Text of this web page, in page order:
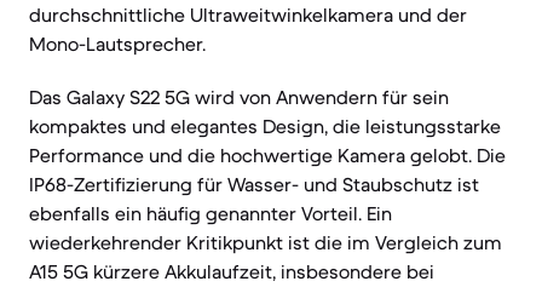
durchschnittliche Ultraweitwinkelkamera und der
Mono-Lautsprecher.
Das Galaxy S22 5G wird von Anwendern für sein
kompaktes und elegantes Design, die leistungsstarke
Performance und die hochwertige Kamera gelobt. Die
IP68-Zertifizierung für Wasser- und Staubschutz ist
ebenfalls ein häufig genannter Vorteil. Ein
wiederkehrender Kritikpunkt ist die im Vergleich zum
A15 5G kürzere Akkulaufzeit, insbesondere bei